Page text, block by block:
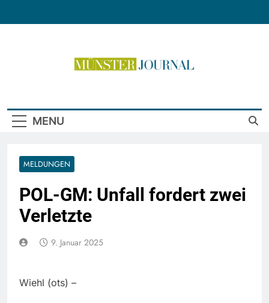
MENU
MELDUNGEN
POL-GM: Unfall fordert zwei
Verletzte
9. Januar 2025
Wiehl (ots) –